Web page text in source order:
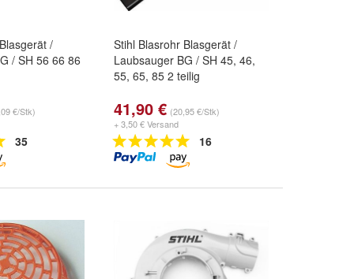
/
/ SH 56 66 86
€/Stk)
35
Stihl Blasrohr Blasgerät /
Laubsauger BG / SH 45, 46,
55, 65, 85 2 teilig
41,90 € (20,95 €/Stk)
+ 3,50 € Versand
16